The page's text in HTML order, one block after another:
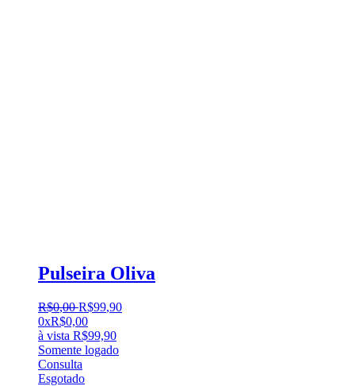
Pulseira Oliva
R$0,00 R$99,90
0xR$0,00
à vista R$99,90
Somente logado
Consulta
Esgotado